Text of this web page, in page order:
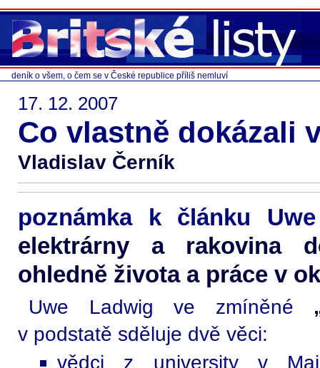
deník o všem, o čem se v České republice příliš nemluví
17. 12. 2007
Co vlastně dokázali
Vladislav Černík
poznámka k článku
elektrárny a rakovina
ohledně života a práce v
Uwe Ladwig ve zmíněné
v podstatě sděluje dvě věci:
vědci z university v